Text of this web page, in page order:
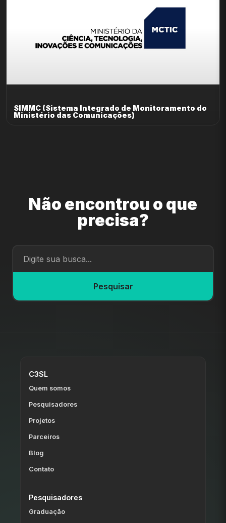
SIMMC (Sistema Integrado de Monitoramento do
Ministério das Comunicações)
Não encontrou o que
precisa?
Pesquisar
C3SL
Quem somos
Pesquisadores
Projetos
Parceiros
Blog
Contato
Pesquisadores
Graduação